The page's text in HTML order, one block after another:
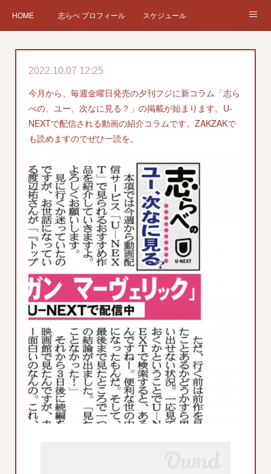
HOME 志らべ プロフィール スケジュール
チケット予約 Instagram
2022.10.07 12:25
今月から、毎週金曜日発売の夕刊フジに新コラム「志ら
べの、ユー、次なに見る？」の掲載が始まります。U-
NEXTで配信される動画の紹介コラムです。ZAKZAKで
も読めますのでぜひ一読を。